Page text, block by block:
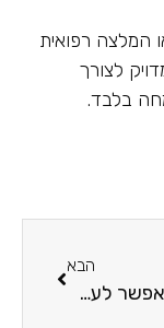
המלצה רפואית
לצורך
בלבד.
הבא
מאיזה גיל אפשר לעשות לייזר: כל מה שהורים צריכים לדעת